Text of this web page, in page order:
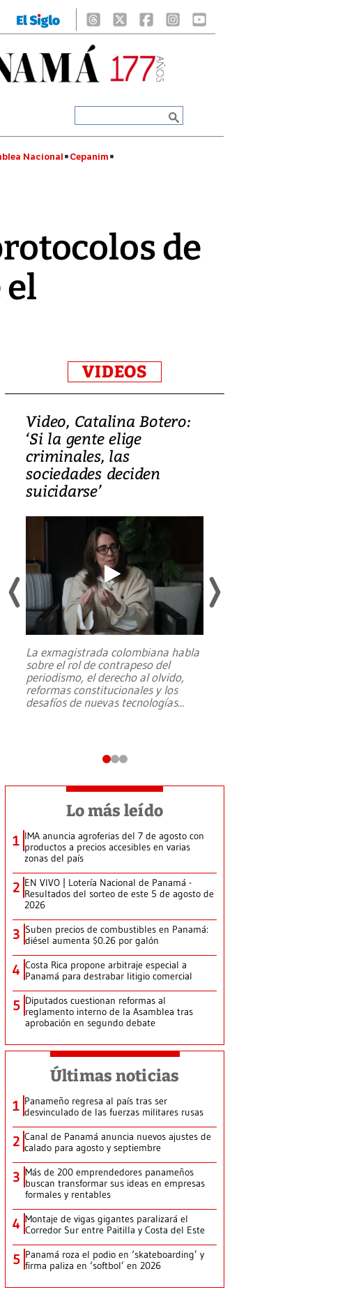
Nacional Cepanim
de
VIDEOS
Video, Catalina Botero:
‘Si la gente elige
criminales, las
sociedades deciden
suicidarse’
La exmagistrada colombiana habla
sobre el rol de contrapeso del
periodismo, el derecho al olvido,
reformas constitucionales y los
desafíos de nuevas tecnologías...
Lo más leído
1 IMA anuncia agroferias del 7 de agosto con
productos a precios accesibles en varias
zonas del país
2 EN VIVO | Lotería Nacional de Panamá -
Resultados del sorteo de este 5 de agosto de
2026
3 Suben precios de combustibles en Panamá:
diésel aumenta $0.26 por galón
4 Costa Rica propone arbitraje especial a
Panamá para destrabar litigio comercial
5 Diputados cuestionan reformas al
reglamento interno de la Asamblea tras
aprobación en segundo debate
Últimas noticias
1 Panameño regresa al país tras ser
desvinculado de las fuerzas militares rusas
2 Canal de Panamá anuncia nuevos ajustes de
calado para agosto y septiembre
3 Más de 200 emprendedores panameños
buscan transformar sus ideas en empresas
formales y rentables
4 Montaje de vigas gigantes paralizará el
Corredor Sur entre Paitilla y Costa del Este
5 Panamá roza el podio en ‘skateboarding’ y
firma paliza en ‘softbol’ en 2026